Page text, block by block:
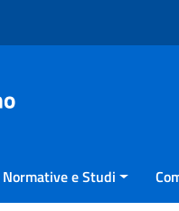
Normative e Studi